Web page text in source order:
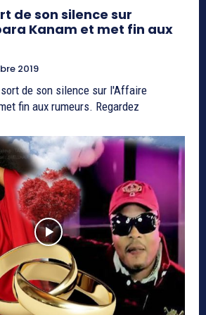
de son silence sur
Kanam et met fin aux
2019
de son silence sur l'Affaire
fin aux rumeurs. Regardez